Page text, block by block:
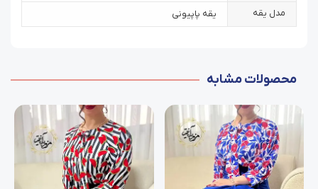
مدل یقه یقه پاپیونی
محصولات مشابه